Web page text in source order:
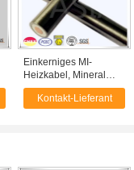
Einkerniges MI-
Heizkabel, Mineral
isolierte Draht für
industriellen Gebrauch
Kontakt-Lieferant